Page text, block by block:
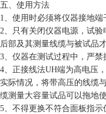
五、使用方法
1、使用时必须将仪器接地端
2、只有关闭仪器电源，试
后部及其测量线缆与被试品
3、仪器在测试过程中，严禁
4、正接线法UH端为高电压
实际情况，将带高压的线缆
缆测量大容量试品可以拖地使
5、不得更换不符合面板指示